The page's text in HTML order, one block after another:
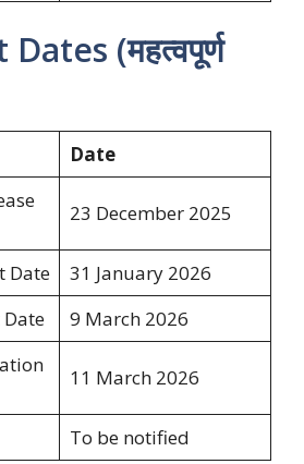
(महत्वपूर्ण
Date
23 December 2025
Date
31 January 2026
9 March 2026
11 March 2026
To be notified